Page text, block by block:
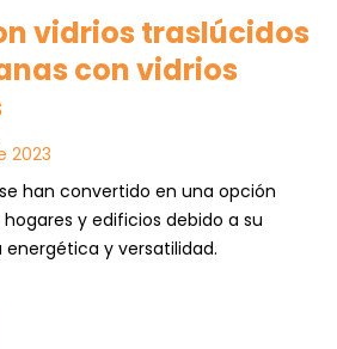
vidrios traslúcidos
con vidrios
2023
han convertido en una opción
y edificios debido a su
y versatilidad.